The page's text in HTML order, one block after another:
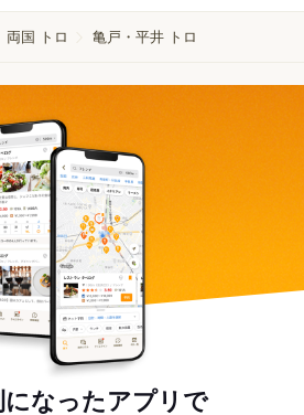
両国 トロ 亀戸・平井 トロ
になったアプリで